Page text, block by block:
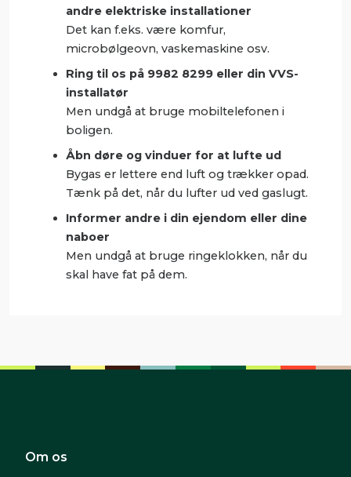
andre elektriske installationer
Det kan f.eks. være komfur,
microbølgeovn, vaskemaskine osv.
Ring til os på 9982 8299 eller din VVS-
installatør
Men undgå at bruge mobiltelefonen i
boligen.
Åbn døre og vinduer for at lufte ud
Bygas er lettere end luft og trækker opad.
Tænk på det, når du lufter ud ved gaslugt.
Informer andre i din ejendom eller dine
naboer
Men undgå at bruge ringeklokken, når du
skal have fat på dem.
Om os